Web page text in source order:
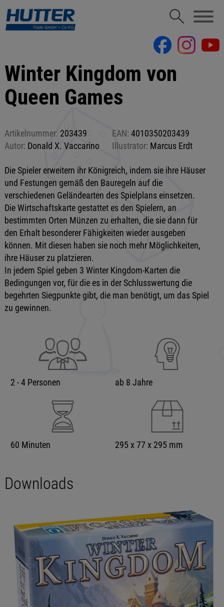
Winter Kingdom von
Queen Games
Artikelnummer: 203439 EAN: 4010350203439
Autor: Donald X. Vaccarino Illustrator: Marcus Erdt
Die Spieler erweitern ihr Königreich, indem sie ihre Häuser
und Festungen gemäß den Bauregeln auf die
verschiedenen Geländearten des Spielplans einsetzen.
Die Wirtschaftskarte gestattet es den Spielern, an
bestimmten Orten Münzen zu erhalten, die sie dann für
den Erhalt besonderer Fähigkeiten wieder ausgeben
können. Mit diesen haben sie noch mehr Möglichkeiten,
ihre Häuser zu platzieren.
In jedem Spiel geben 3 Winter Kingdom-Karten die
Bedingungen vor, für die es in der Schlusswertung die
begehrten Siegpunkte gibt, die man benötigt, um das Spiel
zu gewinnen.
2 - 4 Personen ab 8 Jahre
60 Minuten 295 x 77 x 295 mm
Downloads